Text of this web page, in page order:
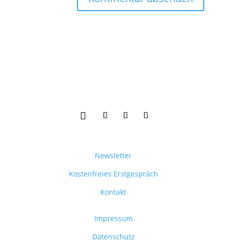
Newsletter
Kostenfreies Erstgespräch
Kontakt
Impressum
Datenschutz